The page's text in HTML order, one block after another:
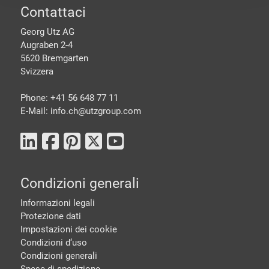
piè di pagine
Contattaci
Georg Utz AG
Augraben 2-4
5620 Bremgarten
Svizzera
Phone: +41 56 648 77 11
E-Mail: info.ch@utzgroup.com
Condizioni generali
Informazioni legali
Protezione dati
Impostazioni dei cookie
Condizioni d‘uso
Condizioni generali